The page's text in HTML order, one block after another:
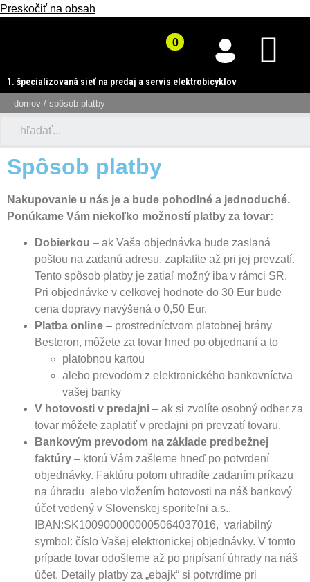
Preskočiť na obsah
1. špecializovaná sieť na predaj a servis elektrobicyklov
domov / spôsob platby
Spôsob platby
Nakupovanie u nás je a bude pohodlné a jednoduché.
Ponúkame Vám niekoľko možností platby za tovar:
Dobierkou – ak Vaša objednávka bude zaslaná
poštou na zadanú adresu, zaplatíte až pri jej prevzatí.
Tento spôsob platby je zatiaľ možný iba v rámci SR.
Pri objednávke v celkovej hodnote do 30 Eur bude
cena dopravy navýšená o 0,50 Eur.
Platba online – prostredníctvom platobnej brány
Besteron, môžete za tovar hneď po objednaní a to
platobnou kartou
alebo prevodom z elektronického bankovníctva
vašej banky
V hotovosti v predajni – ak si zvolíte osobný odber za
tovar môžete zaplatiť v predajni pri prevzatí tovaru.
Bankovým prevodom na základe predbežnej
faktúry – ktorú Vám zašleme hneď po potvrdení
objednávky. Faktúru potom uhradíte zadaním príkazu
na úhradu alebo vložením hotovosti na náš bankový
účet vedený v Slovenskej sporiteľni a.s.,
IBAN:SK1009000000005064037016, variabilný
symbol: číslo Vašej elektronickej objednávky. V tomto
prípade tovar odošleme až po pripísaní úhrady na náš
účet. Detaily platby za „ebajk“ si potvrdíme pri